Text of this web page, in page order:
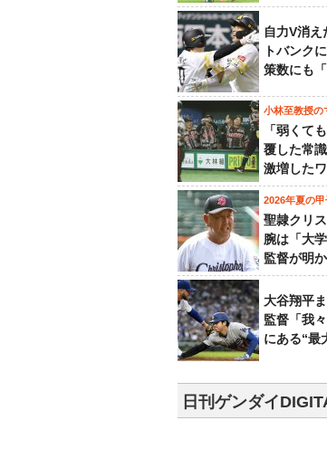
自力V消
トバンク
策数にも
小林至教授の
「弱くて
覆した常
激増した
2026年夏の
聖隷クリ
腕は「大
監督が明
大谷翔平
監督「我
にある“最
日刊ゲンダイ